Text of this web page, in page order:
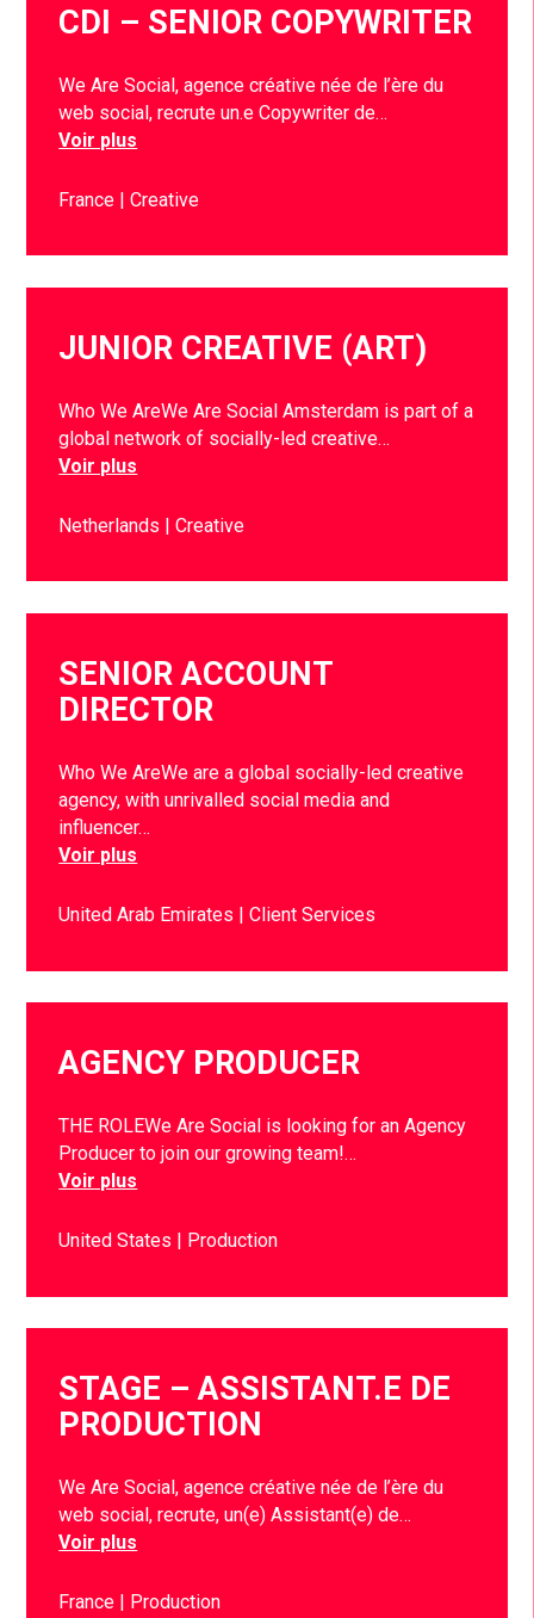
CDI – SENIOR COPYWRITER
We Are Social, agence créative née de l’ère du
web social, recrute un.e Copywriter de…
Voir plus
France Creative
JUNIOR CREATIVE (ART)
Who We AreWe Are Social Amsterdam is part of a
global network of socially-led creative…
Voir plus
Netherlands Creative
SENIOR ACCOUNT
DIRECTOR
Who We AreWe are a global socially-led creative
agency, with unrivalled social media and
influencer…
Voir plus
United Arab Emirates Client Services
AGENCY PRODUCER
THE ROLEWe Are Social is looking for an Agency
Producer to join our growing team!…
Voir plus
United States Production
STAGE – ASSISTANT.E DE
PRODUCTION
We Are Social, agence créative née de l’ère du
web social, recrute, un(e) Assistant(e) de…
Voir plus
France Production